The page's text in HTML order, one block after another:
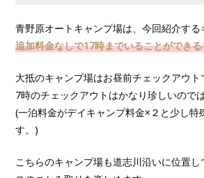
青野原オートキャンプ場は、今回紹介する
追加料金なしで17時までいることができ
大抵のキャンプ場はお昼前チェックアウト
7時のチェックアウトはかなり珍しいので
(一泊料金がデイキャンプ料金×２と少し特
す。)
こちらのキャンプ場も道志川沿いに位置